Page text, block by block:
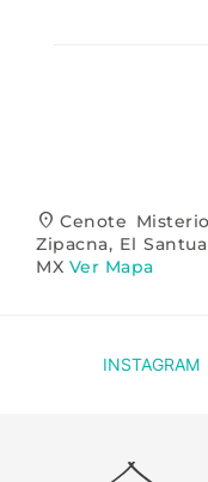
location_on Cenote
Zipacna, El
MX Ver Mapa
INSTAGRAM